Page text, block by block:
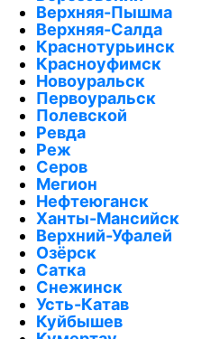
Верхняя-Пышма
Верхняя-Салда
Краснотурьинск
Красноуфимск
Новоуральск
Первоуральск
Полевской
Ревда
Реж
Серов
Мегион
Нефтеюганск
Ханты-Мансийск
Верхний-Уфалей
Озёрск
Сатка
Снежинск
Усть-Катав
Куйбышев